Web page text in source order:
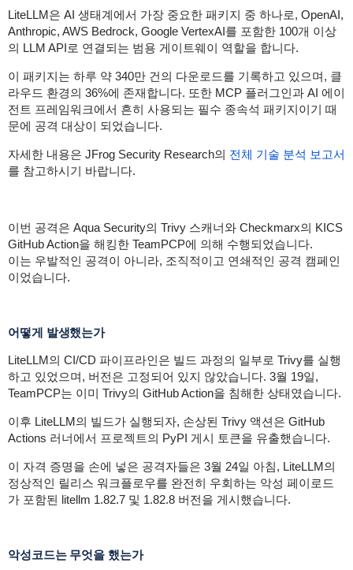
LiteLLM은 AI 생태계에서 가장 중요한 패키지 중 하나로, OpenAI,
Anthropic, AWS Bedrock, Google VertexAI를 포함한 100개 이상
의 LLM API로 연결되는 범용 게이트웨이 역할을 합니다.
이 패키지는 하루 약 340만 건의 다운로드를 기록하고 있으며, 클
라우드 환경의 36%에 존재합니다. 또한 MCP 플러그인과 AI 에이
전트 프레임워크에서 흔히 사용되는 필수 종속석 패키지이기 때
문에 공격 대상이 되었습니다.
자세한 내용은 JFrog Security Research의 전체 기술 분석 보고서
를 참고하시기 바랍니다.
이번 공격은 Aqua Security의 Trivy 스캐너와 Checkmarx의 KICS
GitHub Action을 해킹한 TeamPCP에 의해 수행되었습니다.
이는 우발적인 공격이 아니라, 조직적이고 연쇄적인 공격 캠페인
이었습니다.
어떻게 발생했는가
LiteLLM의 CI/CD 파이프라인은 빌드 과정의 일부로 Trivy를 실행
하고 있었으며, 버전은 고정되어 있지 않았습니다. 3월 19일,
TeamPCP는 이미 Trivy의 GitHub Action을 침해한 상태였습니다.
이후 LiteLLM의 빌드가 실행되자, 손상된 Trivy 액션은 GitHub
Actions 러너에서 프로젝트의 PyPI 게시 토큰을 유출했습니다.
이 자격 증명을 손에 넣은 공격자들은 3월 24일 아침, LiteLLM의
정상적인 릴리스 워크플로우를 완전히 우회하는 악성 페이로드
가 포함된 litellm 1.82.7 및 1.82.8 버전을 게시했습니다.
악성코드는 무엇을 했는가